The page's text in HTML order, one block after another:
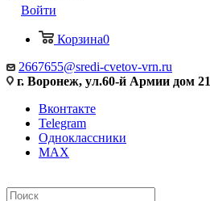
Войти
Корзина0
2667655@sredi-cvetov-vrn.ru
г. Воронеж, ул.60-й Армии дом 21
Вконтакте
Telegram
Одноклассники
MAX